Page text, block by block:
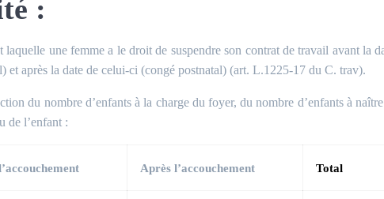
:
une femme a le droit de suspendre son contrat de travail avant la
et après la date de celui-ci (congé postnatal) (art. L.1225-17 duC. trav).
du nombre d’enfants à la charge du foyer, du nombre d’enfants à
de l’enfant :
Après l’accouchement Total